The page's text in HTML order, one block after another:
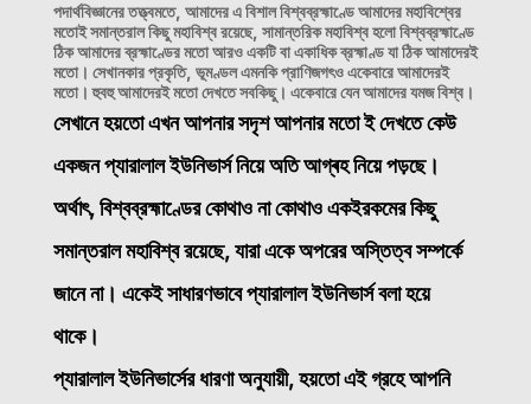
পদার্থবিজ্ঞানের তত্ত্বমতে, আমাদের এ বিশাল বিশ্বব্রহ্মাণ্ডে আমাদের মহাবিশ্বের
মতোই সমান্তরাল কিছুমহাবিশ্বরয়েছে, সামান্তরিক মহাবিশ্ব হলো বিশ্বব্রহ্মাণ্ডে
ঠিক আমাদের ব্রহ্মাণ্ডের মতো আরও একটি বা একাধিক ব্রহ্মাণ্ড যা ঠিক আমাদেরই
মতো। সেখানকার প্রকৃতি, ভূমণ্ডল এমনকি প্রাণিজগৎও একেবারে আমাদেরই
মতো। হুবহু আমাদেরই মতো দেখতে সবকিছু। একেবারে যেন আমাদের যমজ বিশ্ব।
সেখানে হয়তো এখন আপনার সদৃশ আপনার মতো ই দেখতে কেউ
একজন প্যারালাল ইউনিভার্স নিয়ে অতি আগ্ৰহ নিয়ে পড়ছে।
অর্থাৎ, বিশ্বব্রহ্মাণ্ডের কোথাও না কোথাও একইরকমের কিছু
সমান্তরাল মহাবিশ্ব রয়েছে, যারা একে অপরের অস্তিত্ব সম্পর্কে
জানে না। একেই সাধারণভাবে প্যারালাল ইউনিভার্স বলা হয়ে
থাকে।
প্যারালাল ইউনিভার্সের ধারণা অনুযায়ী, হয়তো এই গ্রহে আপনি